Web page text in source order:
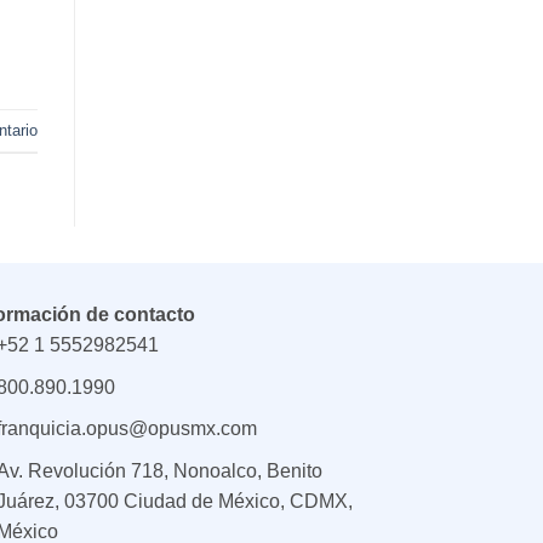
de contacto
1 5552982541
Revolución 718, Nonoalco, Benito
03700 Ciudad de México, CDMX,
México